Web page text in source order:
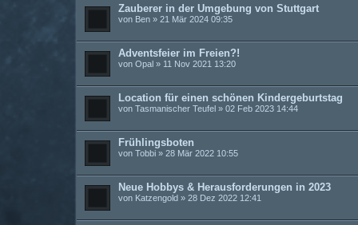
Zauberer in der Umgebung von Stuttgart
von Ben » 21 Mär 2024 09:35
Adventsfeier im Freien?!
von Opal » 11 Nov 2021 13:20
Location für einen schönen Kindergeburtstag
von Tasmanischer Teufel » 02 Feb 2023 14:44
Frühlingsboten
von Tobbi » 28 Mär 2022 10:55
Neue Hobbys & Herausforderungen in 2023
von Katzengold » 28 Dez 2022 12:41